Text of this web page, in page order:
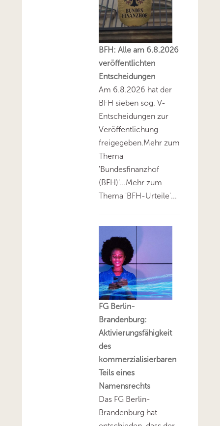
BFH: Alle am 6.8.2026
veröffentlichten
Entscheidungen
Am 6.8.2026 hat der
BFH sieben sog. V-
Entscheidungen zur
Veröffentlichung
freigegeben.Mehr zum
Thema
'Bundesfinanzhof
(BFH)'...Mehr zum
Thema 'BFH-Urteile'...
FG Berlin-
Brandenburg:
Aktivierungsfähigkeit
des
kommerzialisierbaren
Teils eines
Namensrechts
Das FG Berlin-
Brandenburg hat